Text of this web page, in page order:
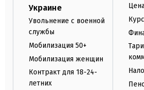
Украине
Увольнение с военной
службы
Мобилизация 50+
Мобилизация женщин
Контракт для 18-24-
летних